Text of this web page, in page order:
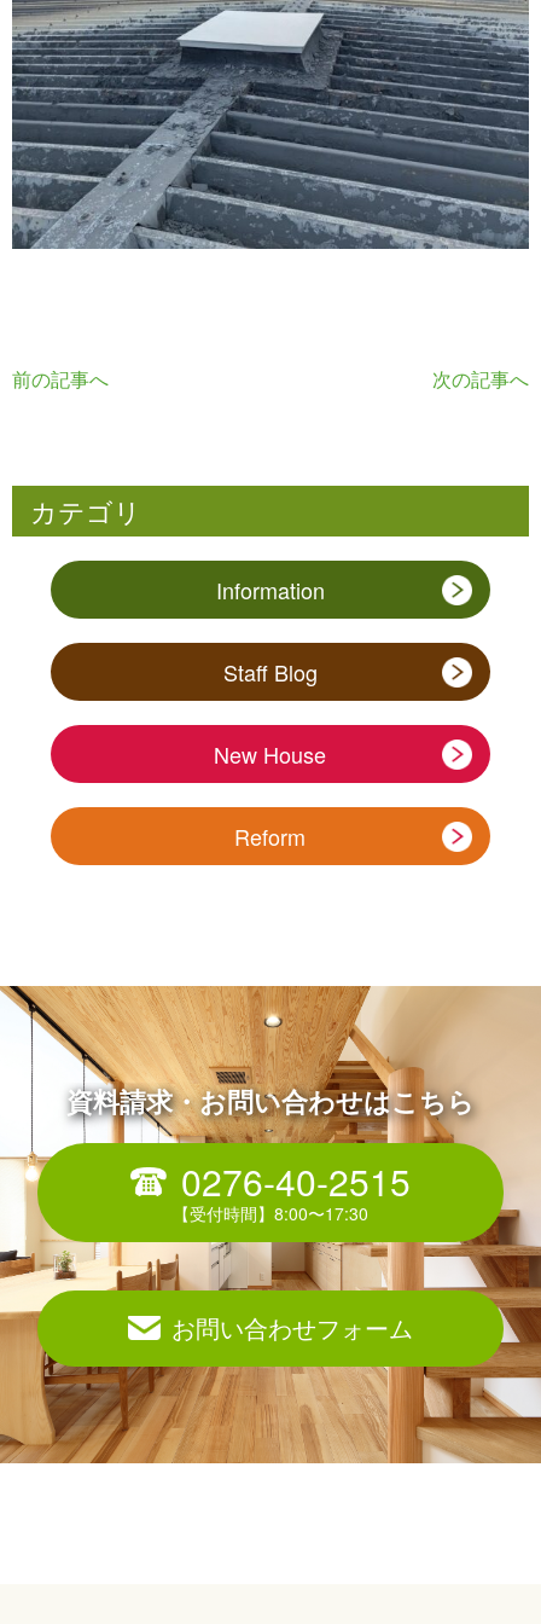
前の記事へ 次の記事へ
カテゴリ
Information
Staff Blog
New House
Reform
資料請求・お問い合わせはこちら
0276-40-2515
お問い合わせフォーム